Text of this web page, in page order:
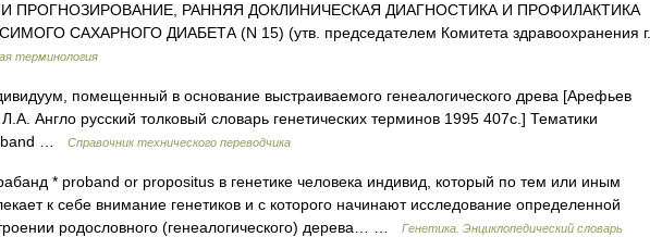
ПРОГНОЗИРОВАНИЕ, РАННЯЯ ДОКЛИНИЧЕСКАЯ ДИАГНОСТИКА И ПРОФИЛАКТИКА
САХАРНОГО ДИАБЕТА (N 15) (утв. председателем Комитета здравоохранения г.
терминология
помещенный в основание выстраиваемого генеалогического древа [Арефьев
Англо русский толковый словарь генетических терминов 1995 407с.] Тематики
…
Справочник технического переводчика
* proband or propositus в генетике человека индивид, который по тем или иным
к себе внимание генетиков и с которого начинают исследование определенной
родословного (генеалогического) дерева… …
Генетика. Энциклопедический словарь